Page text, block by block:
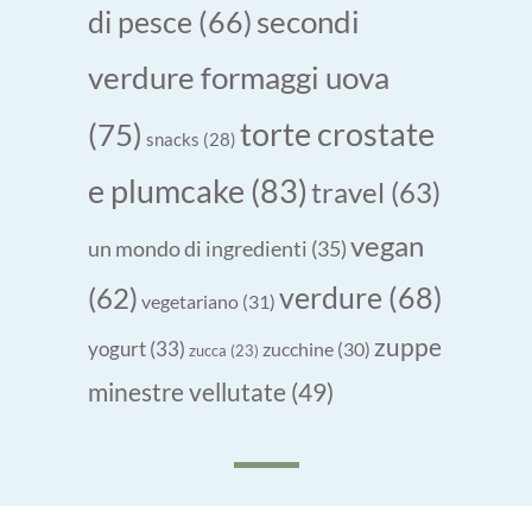
di pesce (66) secondi
verdure formaggi uova
(75) snacks (28) torte crostate
e plumcake (83)travel (63)
un mondo di ingredienti (35)vegan
(62) vegetariano (31) verdure (68)
yogurt(33) zucca (23) zucchine (30) zuppe
minestre vellutate (49)